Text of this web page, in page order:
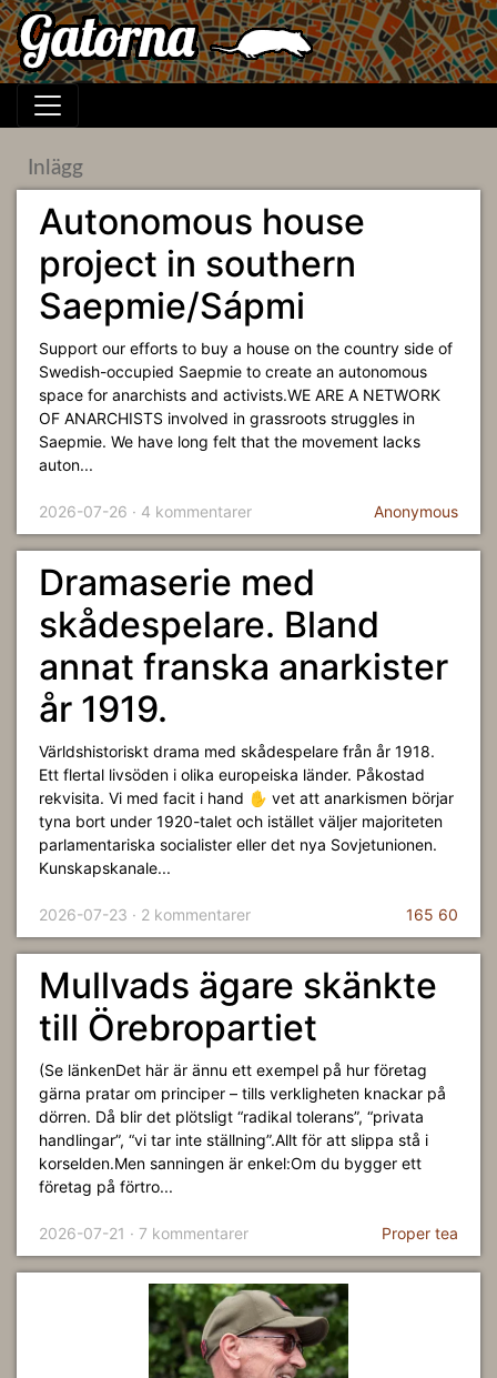
Inlägg
Autonomous house
project in southern
Saepmie/Sápmi
Support our efforts to buy a house on the country side of
Swedish-occupied Saepmie to create an autonomous
space for anarchists and activists.WE ARE A NETWORK
OF ANARCHISTS involved in grassroots struggles in
Saepmie. We have long felt that the movement lacks
auton...
2026-07-26 · 4 kommentarer Anonymous
Dramaserie med
skådespelare. Bland
annat franska anarkister
år 1919.
Världshistoriskt drama med skådespelare från år 1918.
Ett flertal livsöden i olika europeiska länder. Påkostad
rekvisita. Vi med facit i hand ✋ vet att anarkismen börjar
tyna bort under 1920-talet och istället väljer majoriteten
parlamentariska socialister eller det nya Sovjetunionen.
Kunskapskanale...
2026-07-23 · 2 kommentarer 165 60
Mullvads ägare skänkte
till Örebropartiet
(Se länkenDet här är ännu ett exempel på hur företag
gärna pratar om principer – tills verkligheten knackar på
dörren. Då blir det plötsligt “radikal tolerans”, “privata
handlingar”, “vi tar inte ställning”.Allt för att slippa stå i
korselden.Men sanningen är enkel:Om du bygger ett
företag på förtro...
2026-07-21 · 7 kommentarer Proper tea